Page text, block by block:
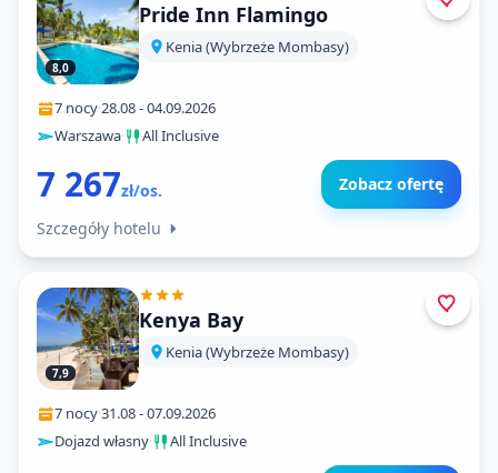
8,0
Pride Inn Flamingo
Kenia (Wybrzeże Mombasy)
7 nocy·28.08-04.09.2026
Warszawa· All Inclusive
7 267zł/os. Zobacz ofertę
Szczegóły hotelu
7,9
Kenya Bay
Kenia (Wybrzeże Mombasy)
7 nocy·31.08-07.09.2026
Dojazd własny· All Inclusive